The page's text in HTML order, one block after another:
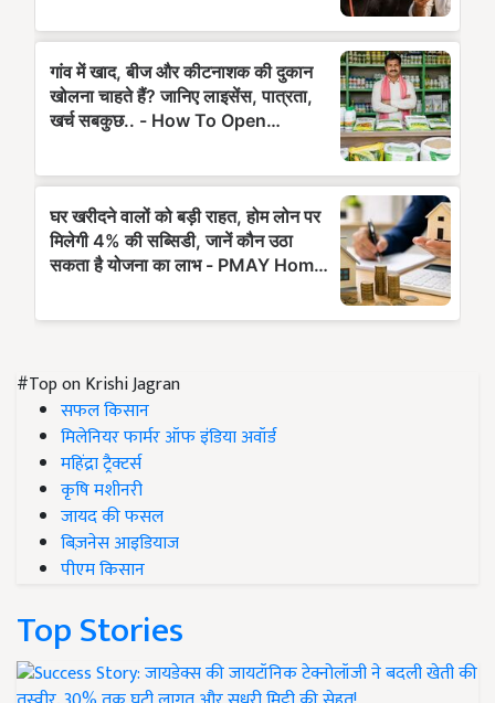
#Top on Krishi Jagran
सफल किसान
मिलेनियर फार्मर ऑफ इंडिया अवॉर्ड
महिंद्रा ट्रैक्टर्स
कृषि मशीनरी
जायद की फसल
बिज़नेस आइडियाज
पीएम किसान
Top Stories